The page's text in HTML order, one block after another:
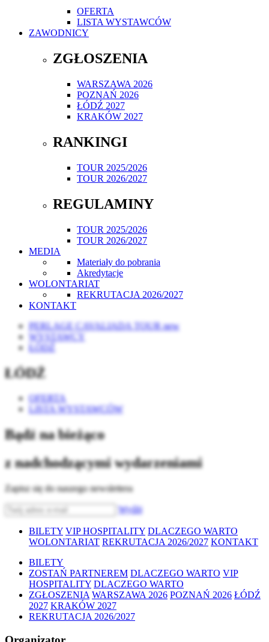
OFERTA
LISTA WYSTAWCÓW
ZAWODNICY
ZGŁOSZENIA
WARSZAWA 2026
POZNAŃ 2026
ŁÓDŹ 2027
KRAKÓW 2027
RANKINGI
TOUR 2025/2026
TOUR 2026/2027
REGULAMINY
TOUR 2025/2026
TOUR 2026/2027
MEDIA
Materiały do pobrania
Akredytacje
WOLONTARIAT
REKRUTACJA 2026/2027
KONTAKT
PERLAGE CAVALIADA TOUR new
WYSTAWCY
ŁÓDŹ
ŁÓDŹ
OFERTA
LISTA WYSTAWCÓW
Bądź na bieżąco
z nadchodzącymi wydarzeniami
Zapisz się do naszego newslettera
Wyślij
BILETY VIP HOSPITALITY DLACZEGO WARTO
WOLONTARIAT REKRUTACJA 2026/2027 KONTAKT
BILETY
ZOSTAŃ PARTNEREM DLACZEGO WARTO VIP
HOSPITALITY DLACZEGO WARTO
ZGŁOSZENIA WARSZAWA 2026 POZNAŃ 2026 ŁÓDŹ
2027 KRAKÓW 2027
REKRUTACJA 2026/2027